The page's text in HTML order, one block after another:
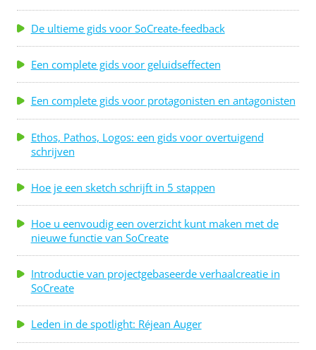
De ultieme gids voor SoCreate-feedback
Een complete gids voor geluidseffecten
Een complete gids voor protagonisten en antagonisten
Ethos, Pathos, Logos: een gids voor overtuigend
schrijven
Hoe je een sketch schrijft in 5 stappen
Hoe u eenvoudig een overzicht kunt maken met de
nieuwe functie van SoCreate
Introductie van projectgebaseerde verhaalcreatie in
SoCreate
Leden in de spotlight: Réjean Auger